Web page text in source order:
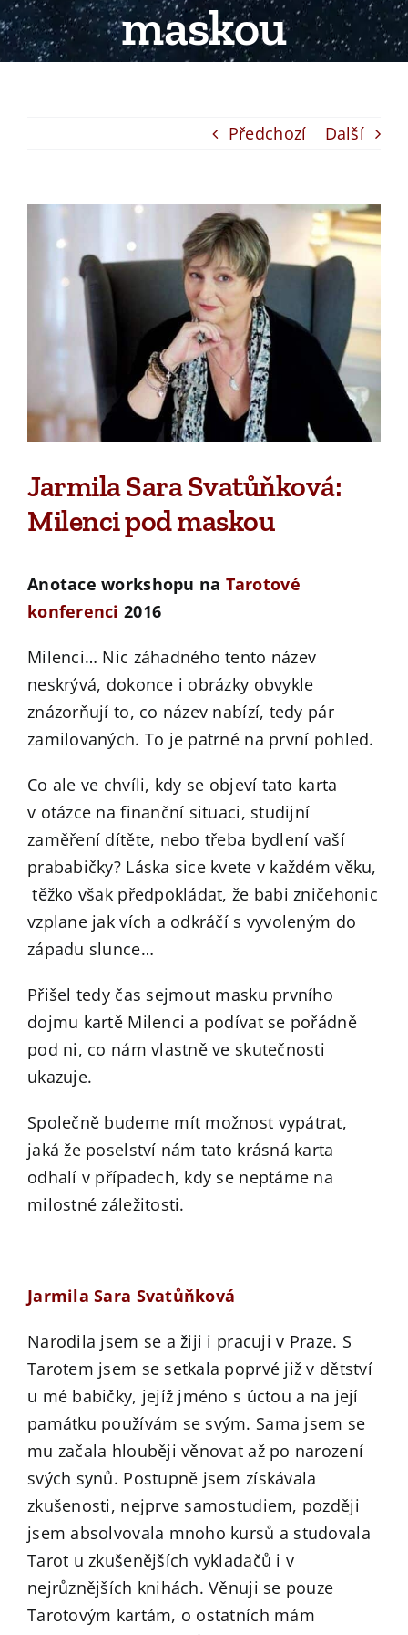
maskou
Předchozí Další
View
Larger
Image
Jarmila Sara Svatůňková:
Milenci pod maskou
Anotace workshopu na Tarotové
konferenci 2016
Milenci… Nic záhadného tento název
neskrývá, dokonce i obrázky obvykle
znázorňují to, co název nabízí, tedy pár
zamilovaných. To je patrné na první pohled.
Co ale ve chvíli, kdy se objeví tato karta
v otázce na finanční situaci, studijní
zaměření dítěte, nebo třeba bydlení vaší
prababičky? Láska sice kvete v každém věku,
těžko však předpokládat, že babi zničehonic
vzplane jak vích a odkráčí s vyvoleným do
západu slunce…
Přišel tedy čas sejmout masku prvního
dojmu kartě Milenci a podívat se pořádně
pod ni, co nám vlastně ve skutečnosti
ukazuje.
Společně budeme mít možnost vypátrat,
jaká že poselství nám tato krásná karta
odhalí v případech, kdy se neptáme na
milostné záležitosti.
Jarmila Sara Svatůňková
Narodila jsem se a žiji i pracuji v Praze. S
Tarotem jsem se setkala poprvé již v dětství
u mé babičky, jejíž jméno s úctou a na její
památku používám se svým. Sama jsem se
mu začala hlouběji věnovat až po narození
svých synů. Postupně jsem získávala
zkušenosti, nejprve samostudiem, později
jsem absolvovala mnoho kursů a studovala
Tarot u zkušenějších vykladačů i v
nejrůznějších knihách. Věnuji se pouze
Tarotovým kartám, o ostatních mám